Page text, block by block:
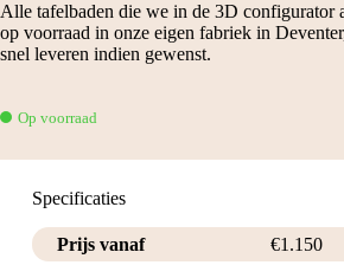
Alle tafelbaden die we in de 3D configurator
op voorraad in onze eigen fabriek in
snel leveren indien gewenst.
Op voorraad
Specificaties
Prijs vanaf €1.150